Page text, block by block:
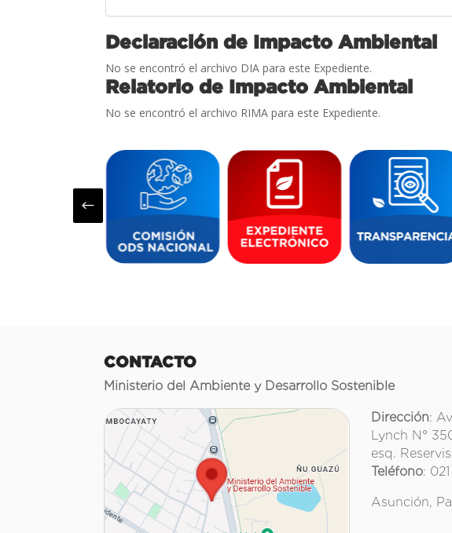
Declaración de Impacto Ambiental
No se encontró el archivo DIA para este Expediente.
Relatorio de Impacto Ambiental
No se encontró el archivo RIMA para este Expediente.
#
CONTACTO
Ministerio del Ambiente y Desarrollo Sostenible
Dirección:
Lynch N°
esq.
Teléfono:
Asunción,